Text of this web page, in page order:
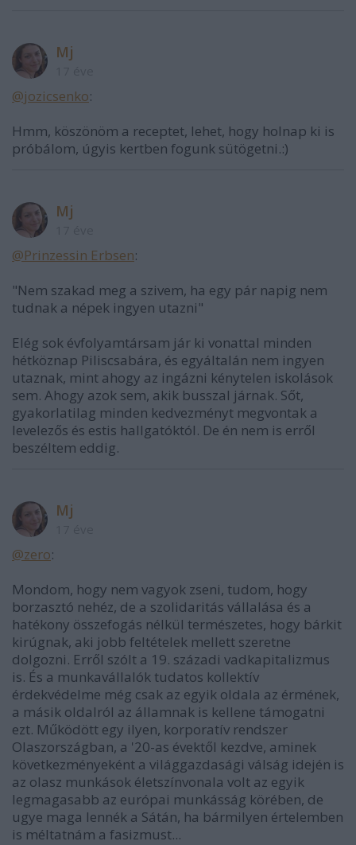
Mj
@jozicsenko:
Hmm, köszönöm a receptet, lehet, hogy holnap ki is
próbálom, úgyis kertben fogunk sütögetni.:)
Mj
@Prinzessin Erbsen:
"Nem szakad meg a szivem, ha egy pár napig nem
tudnak a népek ingyen utazni"
Elég sok évfolyamtársam jár ki vonattal minden
hétköznap Piliscsabára, és egyáltalán nem ingyen
utaznak, mint ahogy az ingázni kénytelen iskolások
sem. Ahogy azok sem, akik busszal járnak. Sőt,
gyakorlatilag minden kedvezményt megvontak a
levelezős és estis hallgatóktól. De én nem is erről
beszéltem eddig.
Mj
@zero:
Mondom, hogy nem vagyok zseni, tudom, hogy
borzasztó nehéz, de a szolidaritás vállalása és a
hatékony összefogás nélkül természetes, hogy bárkit
kirúgnak, aki jobb feltételek mellett szeretne
dolgozni. Erről szólt a 19. századi vadkapitalizmus
is. És a munkavállalók tudatos kollektív
érdekvédelme még csak az egyik oldala az érmének,
a másik oldalról az államnak is kellene támogatni
ezt. Működött egy ilyen, korporatív rendszer
Olaszországban, a '20-as évektől kezdve, aminek
következményeként a világgazdasági válság idején is
az olasz munkások életszínvonala volt az egyik
legmagasabb az európai munkásság körében, de
ugye maga lennék a Sátán, ha bármilyen értelemben
is méltatnám a fasizmust...